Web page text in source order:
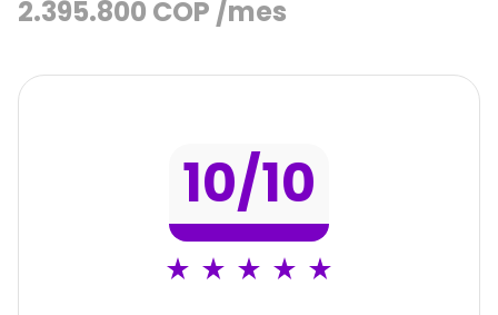
2.395.800 COP /mes
10/10